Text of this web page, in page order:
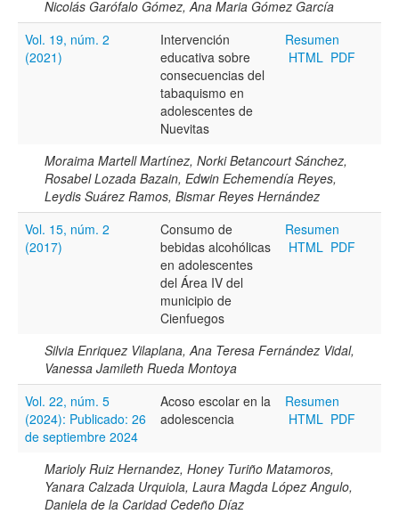
Nicolás Garófalo Gómez, Ana Maria Gómez García
Vol. 19, núm. 2
(2021)
Intervención
educativa sobre
consecuencias del
tabaquismo en
adolescentes de
Nuevitas
Resumen
HTML PDF
Moraima Martell Martínez, Norki Betancourt Sánchez,
Rosabel Lozada Bazain, Edwin Echemendía Reyes,
Leydis Suárez Ramos, Bismar Reyes Hernández
Vol. 15, núm. 2
(2017)
Consumo de
bebidas alcohólicas
en adolescentes
del Área IV del
municipio de
Cienfuegos
Resumen
HTML PDF
Silvia Enriquez Vilaplana, Ana Teresa Fernández Vidal,
Vanessa Jamileth Rueda Montoya
Vol. 22, núm. 5
(2024): Publicado: 26
de septiembre 2024
Acoso escolar en la
adolescencia
Resumen
HTML PDF
Marioly Ruiz Hernandez, Honey Turiño Matamoros,
Yanara Calzada Urquiola, Laura Magda López Angulo,
Daniela de la Caridad Cedeño Díaz